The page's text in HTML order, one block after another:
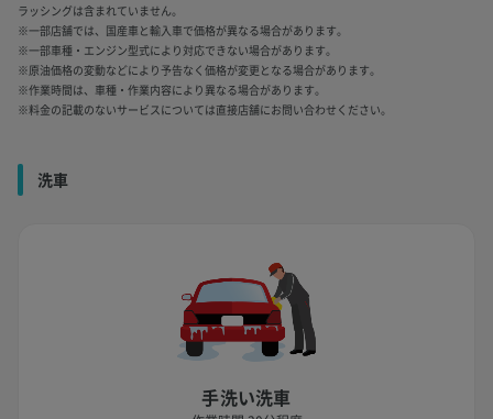
ラッシングは含まれていません。
※一部店舗では、国産車と輸入車で価格が異なる場合があります。
※一部車種・エンジン型式により対応できない場合があります。
※原油価格の変動などにより予告なく価格が変更となる場合があります。
※作業時間は、車種・作業内容により異なる場合があります。
※料金の記載のないサービスについては直接店舗にお問い合わせください。
洗車
手洗い洗車